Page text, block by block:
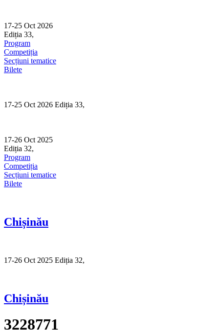
content
17-25 Oct 2026
Ediția 33,
Program
Competiția
Secțiuni tematice
Bilete
17-25 Oct 2026 Ediția 33,
17-26 Oct 2025
Ediția 32,
Program
Competiția
Secțiuni tematice
Bilete
Chișinău
17-26 Oct 2025 Ediția 32,
Chișinău
3228771